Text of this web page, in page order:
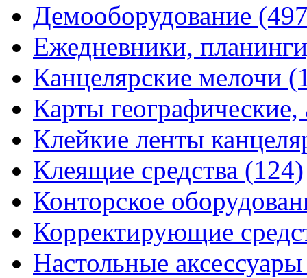
Демооборудование
Ежедневники,
Канцелярские мелочи
Карты
Клейкие ленты
Клеящие средства (124)
Конторское
Корректирующие
Настольные